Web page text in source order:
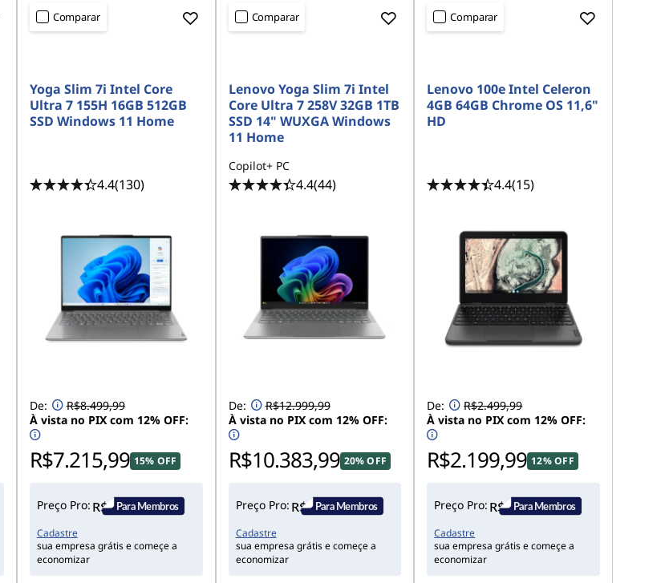
Comparar
Yoga Slim 7i Intel Core
Ultra 7 155H 16GB 512GB
SSD Windows 11 Home
4.4(130)
De:
R$8.499,99
À vista no PIX com 12% OFF:
R$7.215,99 15% OFF
Preço Pro:
Cadastre
sua empresa grátis e começe a
economizar
Comparar
Lenovo Yoga Slim 7i Intel
Core Ultra 7 258V 32GB 1TB
SSD 14" WUXGA Windows
11 Home
Copilot+ PC
4.4(44)
De:
R$12.999,99
À vista no PIX com 12% OFF:
R$10.383,99 20% OFF
Preço Pro:
Cadastre
sua empresa grátis e começe a
economizar
Comparar
Lenovo 100e Intel Celeron
4GB 64GB Chrome OS 11,6"
HD
4.4(15)
De:
R$2.499,99
À vista no PIX com 12% OFF:
R$2.199,99 12% OFF
Preço Pro:
Cadastre
sua empresa grátis e começe a
economizar